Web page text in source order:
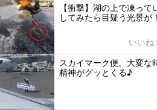
【衝撃】湖の上で凍っ
してみたら目疑う光景が
いいね
スカイマーク便。大変な
精神がグッとくる♪